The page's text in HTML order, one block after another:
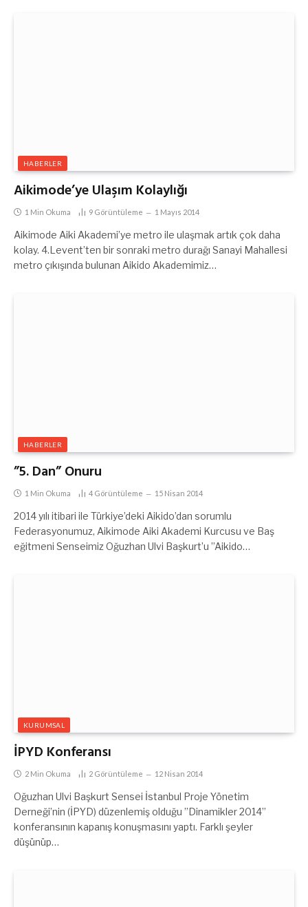
HABERLER
Aikimode’ye Ulaşım Kolaylığı
1 Min Okuma 9 Görüntüleme 1 Mayıs 2014
Aikimode Aiki Akademi’ye metro ile ulaşmak artık çok daha
kolay. 4.Levent’ten bir sonraki metro durağı Sanayi Mahallesi
metro çıkışında bulunan Aikido Akademimiz…
HABERLER
”5. Dan” Onuru
1 Min Okuma 4 Görüntüleme 15 Nisan 2014
2014 yılı itibari ile Türkiye’deki Aikido’dan sorumlu
Federasyonumuz, Aikimode Aiki Akademi Kurcusu ve Baş
eğitmeni Senseimiz Oğuzhan Ulvi Başkurt’u ”Aikido…
KURUMSAL
İPYD Konferansı
2 Min Okuma 2 Görüntüleme 12 Nisan 2014
Oğuzhan Ulvi Başkurt Sensei İstanbul Proje Yönetim
Derneği’nin (İPYD) düzenlemiş olduğu ”Dinamikler 2014”
konferansının kapanış konuşmasını yaptı. Farklı şeyler
düşünüp…